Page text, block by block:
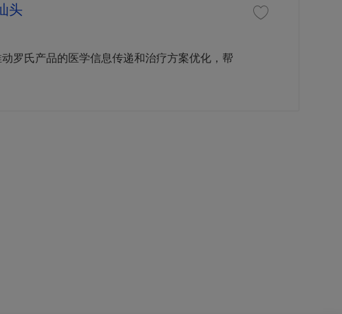
头
罗氏产品的医学信息传递和治疗方案优化，帮
收藏职位 高级治疗